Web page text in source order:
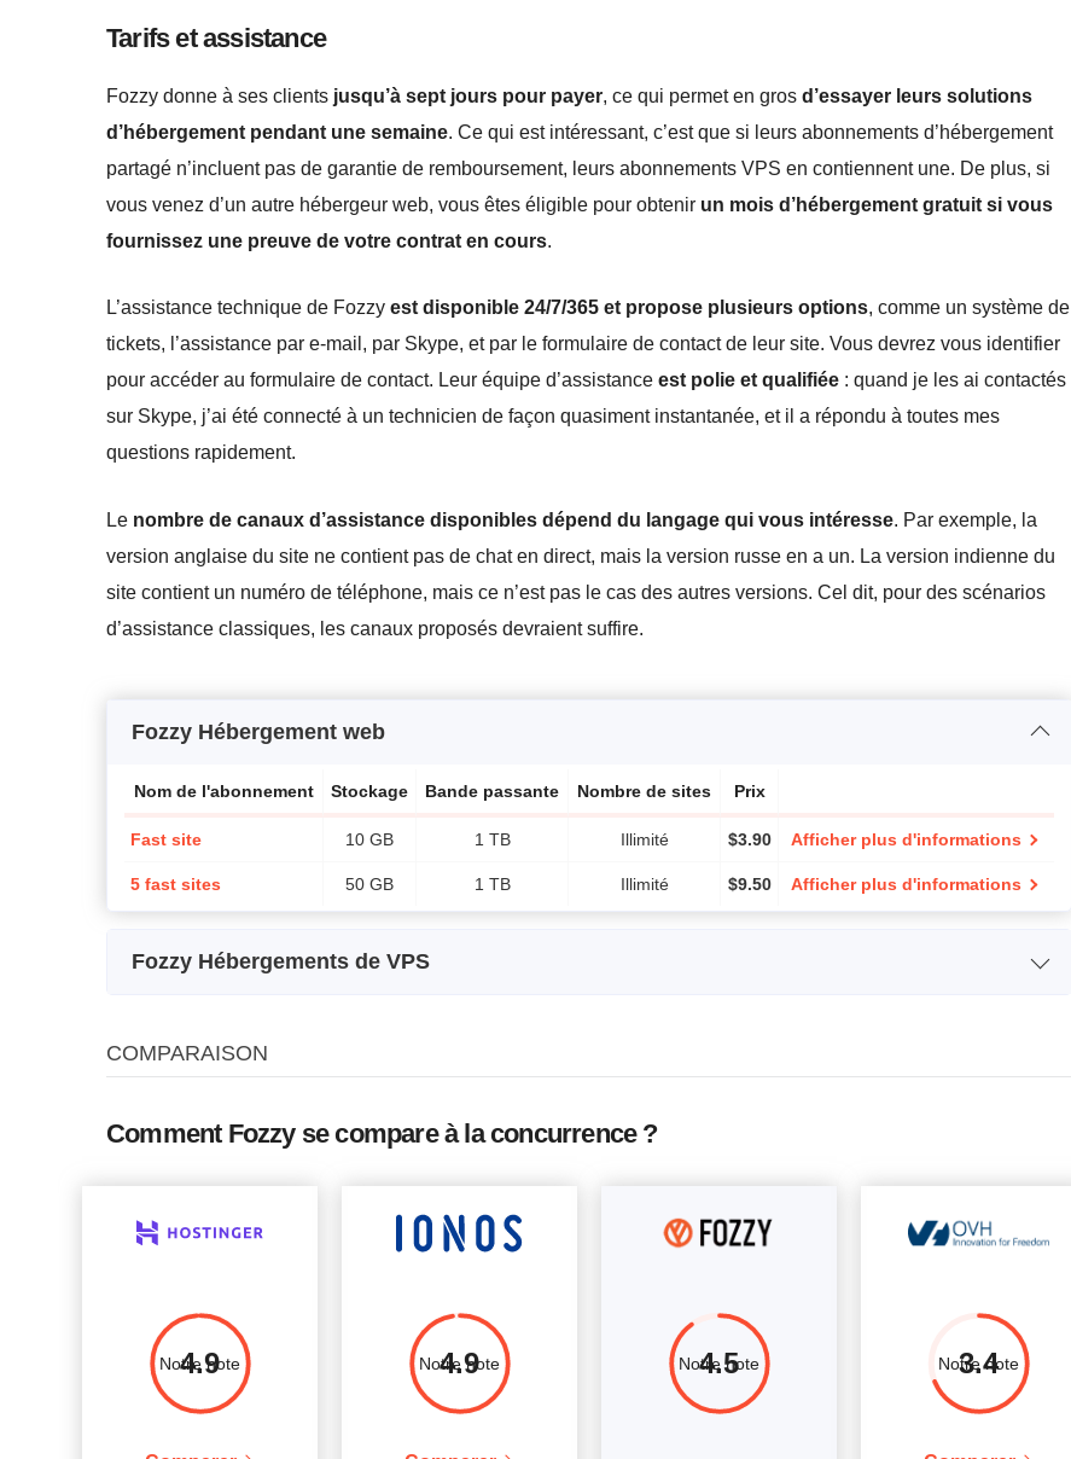
Tarifs et assistance
Fozzy donne à ses clients jusqu’à sept jours pour payer, ce qui permet en gros d’essayer leurs solutions
d’hébergement pendant une semaine. Ce qui est intéressant, c’est que si leurs abonnements d’hébergement
partagé n’incluent pas de garantie de remboursement, leurs abonnements VPS en contiennent une. De plus, si
vous venez d’un autre hébergeur web, vous êtes éligible pour obtenir un mois d’hébergement gratuit si vous
fournissez une preuve de votre contrat en cours.
L’assistance technique de Fozzy est disponible 24/7/365 et propose plusieurs options, comme un système de
tickets, l’assistance par e-mail, par Skype, et par le formulaire de contact de leur site. Vous devrez vous identifier
pour accéder au formulaire de contact. Leur équipe d’assistance est polie et qualifiée : quand je les ai contactés
sur Skype, j’ai été connecté à un technicien de façon quasiment instantanée, et il a répondu à toutes mes
questions rapidement.
Le nombre de canaux d’assistance disponibles dépend du langage qui vous intéresse. Par exemple, la
version anglaise du site ne contient pas de chat en direct, mais la version russe en a un. La version indienne du
site contient un numéro de téléphone, mais ce n’est pas le cas des autres versions. Cel dit, pour des scénarios
d’assistance classiques, les canaux proposés devraient suffire.
Fozzy Hébergement web
Nom de l'abonnement Stockage Bande passante Nombre de sites Prix
Fast site 10 GB 1 TB Illimité $3.90 Afficher plus d'informations
5 fast sites 50 GB 1 TB Illimité $9.50 Afficher plus d'informations
Fozzy Hébergements de VPS
Windows 1024 MB 25 GB 1 x 1.10GHz $26.50 Afficher plus d'informations
Windows 4096 MB 100 GB 3 x 1.10GHz $90.00
Windows 8192 MB 200 GB 4 x 1.10GHz $ Afficher plus d'informations
COMPARAISON
Comment Fozzy se compare à la concurrence ?
Notre note
4.9 Notre note
4.9 Notre note
4.5 Notre note
3.4